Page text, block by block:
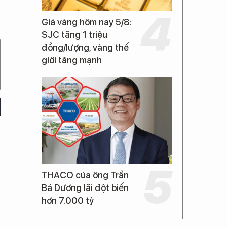
Giá vàng hôm nay 5/8:
SJC tăng 1 triệu
đồng/lượng, vàng thế
giới tăng mạnh
THACO của ông Trần
Bá Dương lãi đột biến
hơn 7.000 tỷ